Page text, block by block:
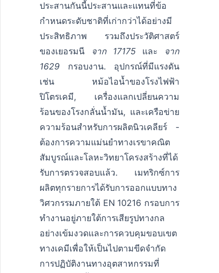
ประสานกันนี้ประสานและแทนที่ข้อ
กำหนดระดับชาติที่เก่ากว่าได้อย่างมี
ประสิทธิภาพ รวมถึงประวัติศาสตร์
ของเยอรมนี
จาก 17175 และ
จาก
1629 กรอบงาน. อุปกรณ์ที่มีแรงดัน
เช่น หม้อไอน้ำของโรงไฟฟ้า
ปิโตรเคมี, เครื่องแลกเปลี่ยนความ
ร้อนของโรงกลั่นน้ำมัน, และเครือข่าย
ความร้อนสำหรับการผลิตนิวเคลียร์ -
ต้องการความแม่นยำทางเรขาคณิต
สัมบูรณ์และโลหะวิทยาโครงสร้างที่ได้
รับการตรวจสอบแล้ว. เมทริกซ์การ
ผลิตทุกรายการได้รับการออกแบบทาง
วิศวกรรมภายใต้ EN 10216 กรอบการ
ทำงานอยู่ภายใต้การเสียรูปทางกล
อย่างเข้มงวดและการควบคุมขอบเขต
ทางเคมีเพื่อให้เป็นไปตามขีดจำกัด
การปฏิบัติงานทางอุตสาหกรรมที่